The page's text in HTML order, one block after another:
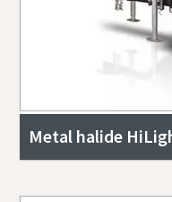
Metal halide